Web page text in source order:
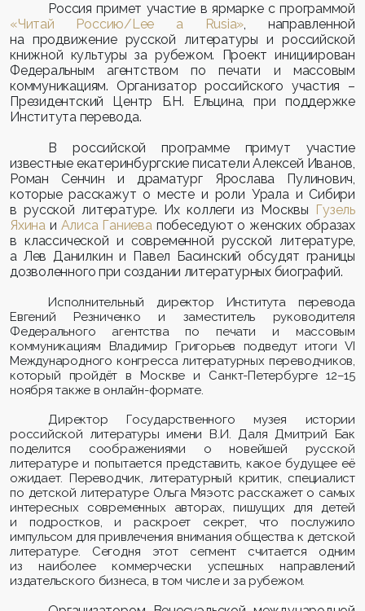
Россия примет участие в ярмарке с программой
«Читай Россию/ Lee a Rusia», направленной
на продвижение русской литературы и российской
книжной культуры за рубежом. Проект инициирован
Федеральным агентством по печати и массовым
коммуникациям. Организатор российского участия –
Президентский Центр Б.Н. Ельцина, при поддержке
Института перевода.
В российской программе примут участие
известные екатеринбургские писатели Алексей Иванов,
Роман Сенчин и драматург Ярослава Пулинович,
которые расскажут о месте и роли Урала и Сибири
в русской литературе. Их коллеги из Москвы
Гузель
Яхинаи Алиса Ганиевапобеседуют о женских образах
в классической и современной русской литературе,
а Лев Данилкин и Павел Басинский обсудят границы
дозволенного при создании литературных биографий.
Исполнительный директор Института перевода
Евгений Резниченко и заместитель руководителя
Федерального агентства по печати и массовым
коммуникациям Владимир Григорьев подведут итоги VI
Международного конгресса литературных переводчиков,
который пройдёт в Москве и Санкт-Петербурге 12–15
ноября также в онлайн-формате.
Директор Государственного музея истории
российской литературы имени В.И. Даля Дмитрий Бак
поделится соображениями о новейшей русской
литературе и попытается представить, какое будущее её
ожидает. Переводчик, литературный критик, специалист
по детской литературе Ольга Мяэотс расскажет о самых
интересных современных авторах, пишущих для детей
и подростков, и раскроет секрет, что послужило
импульсом для привлечения внимания общества к детской
литературе. Сегодня этот сегмент считается одним
из наиболее коммерчески успешных направлений
издательского бизнеса, в том числе и за рубежом.